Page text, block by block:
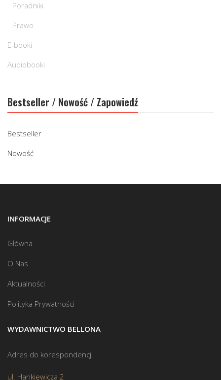
Poradniki
Prawo
E-booki
Audiobooki
Bestseller / Nowość / Zapowiedź
Bestseller
Nowość
INFORMACJE
Główna
O Nas
Aktualności
Polityka Prywatności
WYDAWNICTWO BELLONA
Adres do korespondencji
ul. Hankiewicza 2